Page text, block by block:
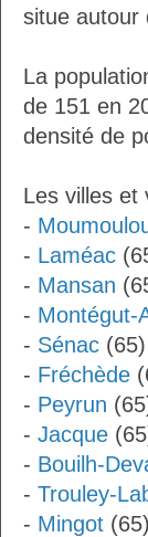
situe autour
La
de 151 en
densité de
Les villes et
-
- Laméac
- Mansan
- Montégut-
- Sénac
- Fréchède
- Peyrun
- Jacque
- Bouilh-
- Trouley-
- Mingot